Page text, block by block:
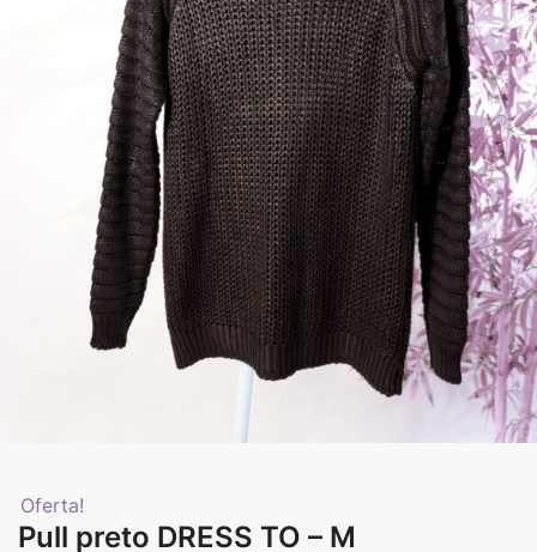
Oferta!
Pull preto DRESS TO – M